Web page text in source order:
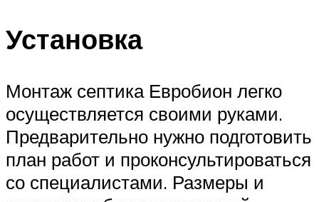
Установка
Монтаж септика Евробион легко
осуществляется своими руками.
Предварительно нужно подготовить
план работ и проконсультироваться
со специалистами. Размеры и